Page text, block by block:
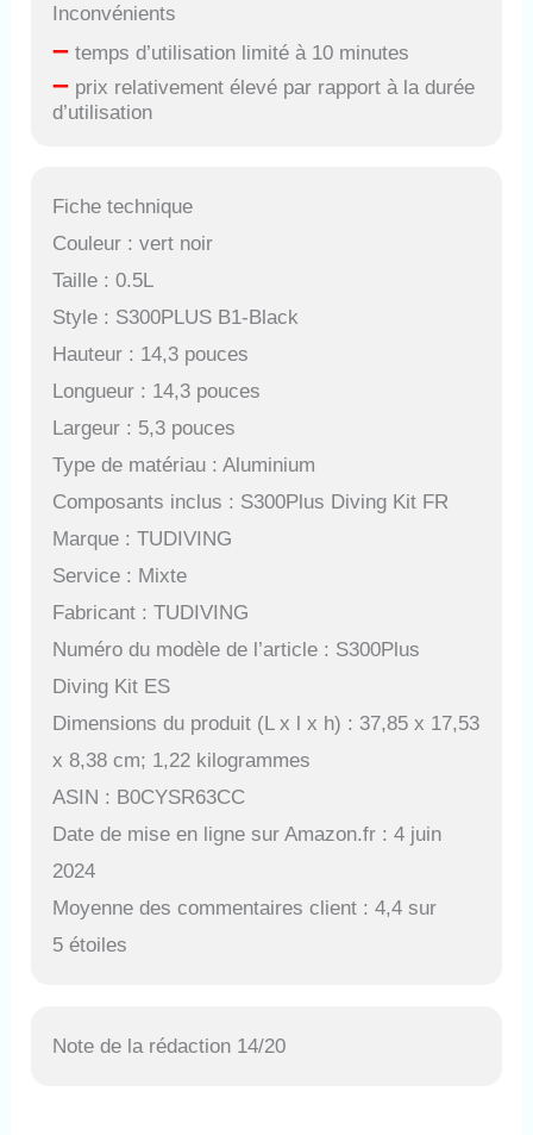
Inconvénients
– temps d’utilisation limité à 10 minutes
– prix relativement élevé par rapport à la durée
d’utilisation
Fiche technique
Couleur : vert noir
Taille : 0.5L
Style : S300PLUS B1-Black
Hauteur : 14,3 pouces
Longueur : 14,3 pouces
Largeur : 5,3 pouces
Type de matériau : Aluminium
Composants inclus : S300Plus Diving Kit FR
Marque : TUDIVING
Service : Mixte
Fabricant : TUDIVING
Numéro du modèle de l’article : S300Plus
Diving Kit ES
Dimensions du produit (L x l x h) : 37,85 x 17,53
x 8,38 cm; 1,22 kilogrammes
ASIN : B0CYSR63CC
Date de mise en ligne sur Amazon.fr : 4 juin
2024
Moyenne des commentaires client : 4,4 sur
5 étoiles
Note de la rédaction 14/20